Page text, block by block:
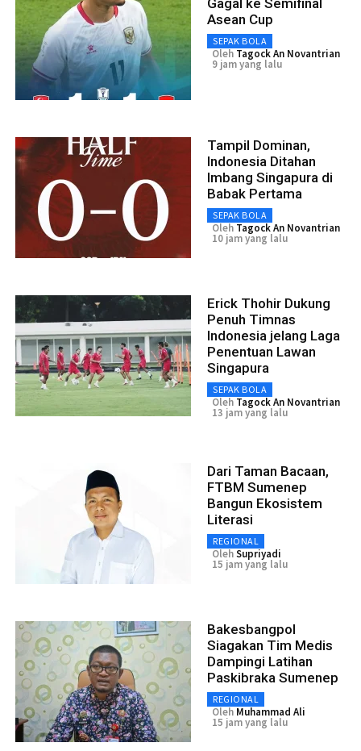
Gagal ke Semifinal
Asean Cup
SEPAK BOLA
Oleh Tagock An Novantrian
9 jam yang lalu
Tampil Dominan,
Indonesia Ditahan
Imbang Singapura di
Babak Pertama
SEPAK BOLA
Oleh Tagock An Novantrian
10 jam yang lalu
Erick Thohir Dukung
Penuh Timnas
Indonesia jelang Laga
Penentuan Lawan
Singapura
SEPAK BOLA
Oleh Tagock An Novantrian
13 jam yang lalu
Dari Taman Bacaan,
FTBM Sumenep
Bangun Ekosistem
Literasi
REGIONAL
OlehSupriyadi
15 jam yang lalu
Bakesbangpol
Siagakan Tim Medis
Dampingi Latihan
Paskibraka Sumenep
REGIONAL
Oleh Muhammad Ali
15 jam yang lalu